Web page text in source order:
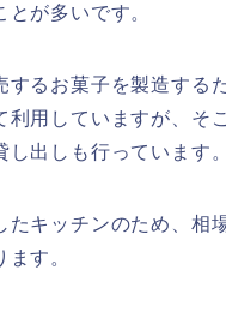
とが多いです。
するお菓子を製造する
利用していますが、そ
し出しも行っています。
たキッチンのため、相
す。